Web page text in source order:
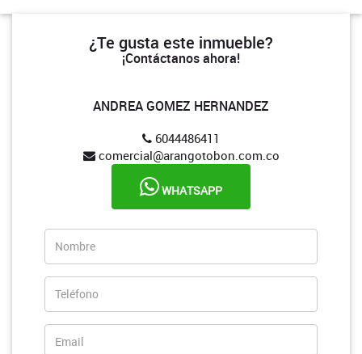
¿Te gusta este inmueble?
¡Contáctanos ahora!
ANDREA GOMEZ HERNANDEZ
6044486411
comercial@arangotobon.com.co
WHATSAPP